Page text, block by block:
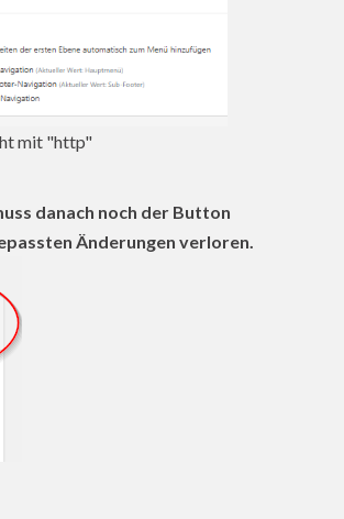
mit "http"
danach noch der Button
Änderungen verloren.